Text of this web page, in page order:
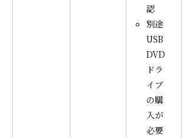
認
別途
USB
DVD
ドラ
イブ
の購
入が
必要